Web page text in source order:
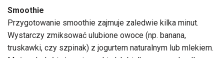
Smoothie
Przygotowanie smoothie zajmuje zaledwie kilka minut.
Wystarczy zmiksować ulubione owoce (np. banana,
truskawki, czy szpinak) z jogurtem naturalnym lub mlekiem.